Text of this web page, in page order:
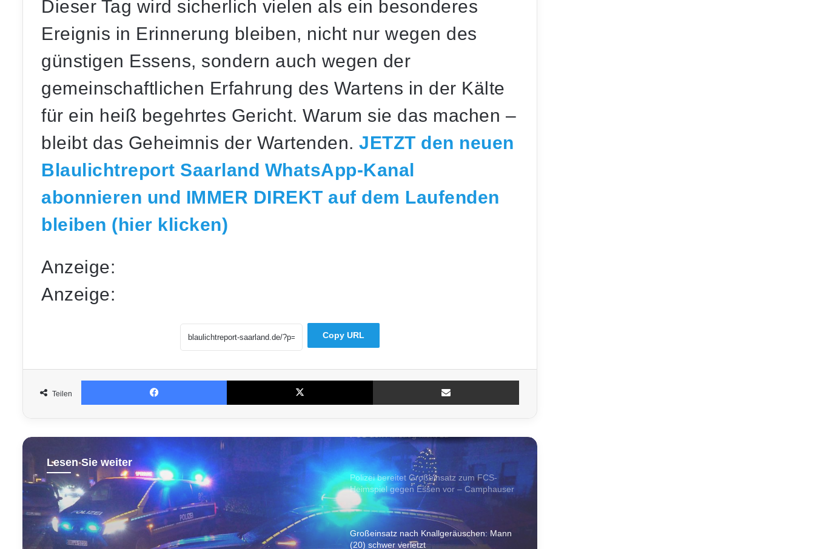
Dieser Tag wird sicherlich vielen als ein besonderes
Ereignis in Erinnerung bleiben, nicht nur wegen des
günstigen Essens, sondern auch wegen der
gemeinschaftlichen Erfahrung des Wartens in der Kälte
für ein heiß begehrtes Gericht. Warum sie das machen –
bleibt das Geheimnis der Wartenden. JETZT den neuen
Blaulichtreport Saarland WhatsApp-Kanal
abonnieren und IMMER DIREKT auf dem Laufenden
bleiben (hier klicken)
Anzeige:
Anzeige:
Copy URL
Teilen
Facebook X
Lesen Sie weiter
Aktuell
vor 13 Stunden
Mysteriöser Vorfall am Weiher: Auto landet
mitten in der Nacht im Wasser
Radioaktives Material in St. Ingbert: War es
Uran?
vor
– Feuerwehr verhindert Übergreifen
Polizei bereitet Großeinsatz zum FCS-
Heimspiel gegen Essen vor – Camphauser
voll gesperrt
Großeinsatz nach Knallgeräuschen: Mann
(20) schwer verletzt